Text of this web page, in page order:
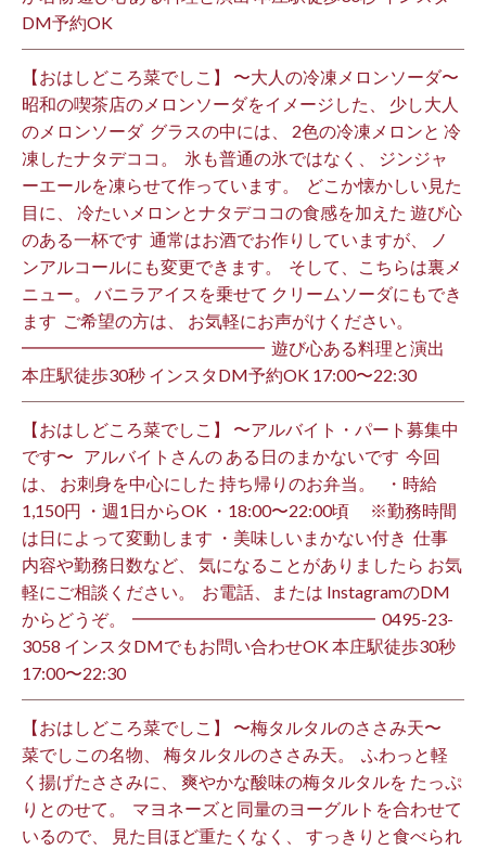
DM予約OK ⁡
【おはしどころ菜でしこ】 〜大人の冷凍メロンソーダ〜 ⁡
昭和の喫茶店のメロンソーダをイメージした、 少し大人
のメロンソーダ ⁡ グラスの中には、 2色の冷凍メロンと 冷
凍したナタデココ。 ⁡ 氷も普通の氷ではなく、 ジンジャ
ーエールを凍らせて作っています。 ⁡ どこか懐かしい見た
目に、 冷たいメロンとナタデココの食感を加えた 遊び心
のある一杯です ⁡ 通常はお酒でお作りしていますが、 ノ
ンアルコールにも変更できます。 ⁡ そして、こちらは裏メ
ニュー。 バニラアイスを乗せて クリームソーダにもでき
ます ⁡ ご希望の方は、 お気軽にお声がけください。 ⁡
━━━━━━━━━━━━━━ ⁡ 遊び心ある料理と演出
本庄駅徒歩30秒 インスタDM予約OK 17:00〜22:30 ⁡
【おはしどころ菜でしこ】 〜アルバイト・パート募集中
です〜 ⁡ ⁡ アルバイトさんの ある日のまかないです ⁡ 今回
は、 お刺身を中心にした 持ち帰りのお弁当。 ⁡ ⁡ ・時給
1,150円 ・週1日からOK ・18:00〜22:00頃 ※勤務時間
は日によって変動します ・美味しいまかない付き ⁡ 仕事
内容や勤務日数など、 気になることがありましたら お気
軽にご相談ください。 ⁡ お電話、または InstagramのDM
からどうぞ。 ⁡ ━━━━━━━━━━━━━━ ⁡ ️0495-23-
3058 インスタDMでもお問い合わせOK 本庄駅徒歩30秒
17:00〜22:30 ⁡
【おはしどころ菜でしこ】 〜梅タルタルのささみ天〜 ⁡
菜でしこの名物、 梅タルタルのささみ天。 ⁡ ふわっと軽
く揚げたささみに、 爽やかな酸味の梅タルタルを たっぷ
りとのせて。 ⁡ マヨネーズと同量のヨーグルトを合わせて
いるので、 見た目ほど重たくなく、 すっきりと食べられ